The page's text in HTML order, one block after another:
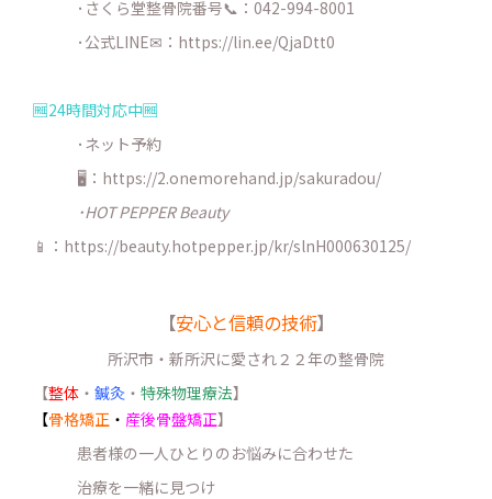
･さくら堂整骨院番号📞：042-994-8001
･公式LINE✉： https://lin.ee/QjaDtt0
🆓24時間対応中🆓
･ネット予約
🖥：https://2.onemorehand.jp/sakuradou/
･HOT PEPPER Beauty
📱：https://beauty.hotpepper.jp/kr/slnH000630125/
【安心と信頼の技術】
所沢市・新所沢に愛され２２年の整骨院
【整体 ・ 鍼灸 ・ 特殊物理療法】
【骨格矯正 ・ 産後骨盤矯正】
患者様の一人ひとりのお悩みに合わせた
治療を一緒に見つけ